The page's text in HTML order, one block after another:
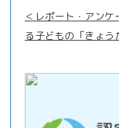
＜レポート・アン
る子どもの「きょう